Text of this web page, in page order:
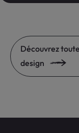
Découvrez
design